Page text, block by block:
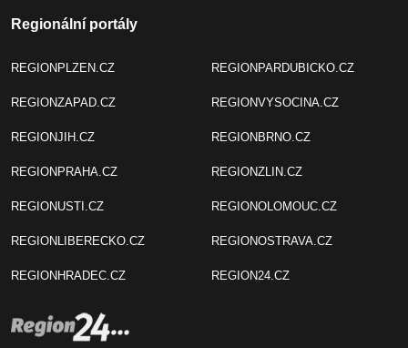
Regionální portály
REGIONPLZEN.CZ
REGIONZAPAD.CZ
REGIONJIH.CZ
REGIONPRAHA.CZ
REGIONUSTI.CZ
REGIONLIBERECKO.CZ
REGIONHRADEC.CZ
REGIONPARDUBICKO.CZ
REGIONVYSOCINA.CZ
REGIONBRNO.CZ
REGIONZLIN.CZ
REGIONOLOMOUC.CZ
REGIONOSTRAVA.CZ
REGION24.CZ